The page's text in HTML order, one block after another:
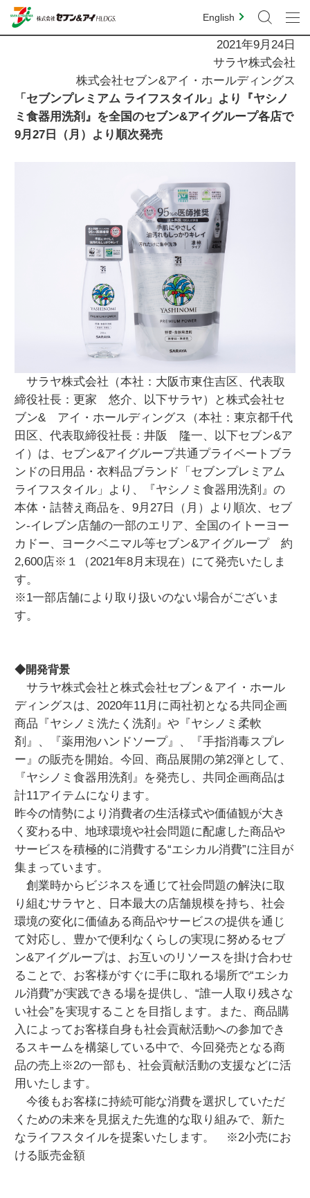
English
2021年9月24日
サラヤ株式会社
株式会社セブン&アイ・ホールディングス
「セブンプレミアム ライフスタイル」より『ヤシノ
ミ食器用洗剤』を全国のセブン&アイグループ各店で
9月27日（月）より順次発売
サラヤ株式会社（本社：大阪市東住吉区、代表取
締役社長：更家 悠介、以下サラヤ）と株式会社セ
ブン& アイ・ホールディングス（本社：東京都千代
田区、代表取締役社長：井阪 隆一、以下セブン&ア
イ）は、セブン&アイグループ共通プライベートブラ
ンドの日用品・衣料品ブランド「セブンプレミアム
ライフスタイル」より、『ヤシノミ食器用洗剤』の
本体・詰替え商品を、9月27日（月）より順次、セブ
ン‐イレブン店舗の一部のエリア、全国のイトーヨー
カドー、ヨークベニマル等セブン&アイグループ 約
2,600店※１（2021年8月末現在）にて発売いたしま
す。
※1一部店舗により取り扱いのない場合がございま
す。
◆開発背景
サラヤ株式会社と株式会社セブン＆アイ・ホール
ディングスは、2020年11月に両社初となる共同企画
商品『ヤシノミ洗たく洗剤』や『ヤシノミ柔軟
剤』、『薬用泡ハンドソープ』、『手指消毒スプレ
ー』の販売を開始。今回、商品展開の第2弾として、
『ヤシノミ食器用洗剤』を発売し、共同企画商品は
計11アイテムになります。
昨今の情勢により消費者の生活様式や価値観が大き
く変わる中、地球環境や社会問題に配慮した商品や
サービスを積極的に消費する“エシカル消費”に注目が
集まっています。
創業時からビジネスを通じて社会問題の解決に取
り組むサラヤと、日本最大の店舗規模を持ち、社会
環境の変化に価値ある商品やサービスの提供を通じ
て対応し、豊かで便利なくらしの実現に努めるセブ
ン&アイグループは、お互いのリソースを掛け合わせ
ることで、お客様がすぐに手に取れる場所で“エシカ
ル消費”が実践できる場を提供し、“誰一人取り残さな
い社会”を実現することを目指します。また、商品購
入によってお客様自身も社会貢献活動への参加でき
るスキームを構築している中で、今回発売となる商
品の売上※2の一部も、社会貢献活動の支援などに活
用いたします。
今後もお客様に持続可能な消費を選択していただ
くための未来を見据えた先進的な取り組みで、新た
なライフスタイルを提案いたします。 ※2小売にお
ける販売金額